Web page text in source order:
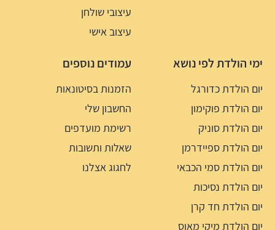
עיצובי שולחן
עיצוב אישי
ימי הולדת לפי נושא
יום הולדת כדורגל
יום הולדת פוקימון
יום הולדת סוניק
יום הולדת ספיידרמן
יום הולדת סמי הכבאי
יום הולדת נסיכות
יום הולדת חד קרן
יום הולדת מיקי מאוס
עמודים נוספים
הזמנות בסיטונאות
החשבון שלי
רשימת מועדפים
שאלות ותשובות
לחגוג אצלנו